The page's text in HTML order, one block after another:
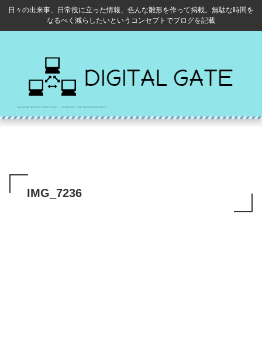
日々の出来事、日常役に立った情報、色んな雛形を作って掲載。無駄な時間を
なるべく減らしたいというコンセプトでブログを記載
IMG_7236